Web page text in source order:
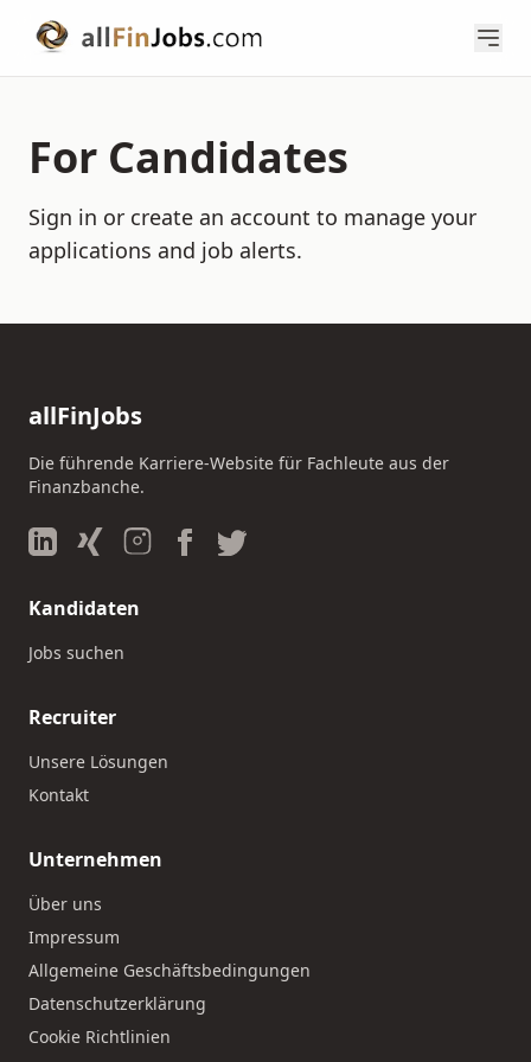
For Candidates
Sign in or create an account to manage your
applications and job alerts.
allFinJobs
Die führende Karriere-Website für Fachleute aus der
Finanzbanche.
Kandidaten
Jobs suchen
Recruiter
Unsere Lösungen
Kontakt
Unternehmen
Über uns
Impressum
Allgemeine Geschäftsbedingungen
Datenschutzerklärung
Cookie Richtlinien